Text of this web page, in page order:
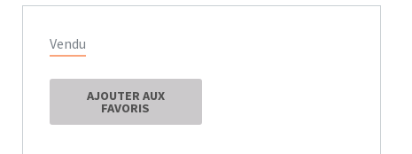
Vendu
AJOUTER AUX
FAVORIS